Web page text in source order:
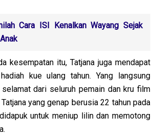
Cara ISI Kenalkan Wayang Sejak
kesempatan itu, Tatjana juga mendapat
kue ulang tahun. Yang langsung
dari seluruh pemain dan kru film
yang genap berusia 22 tahun pada
untuk meniup lilin dan memotong